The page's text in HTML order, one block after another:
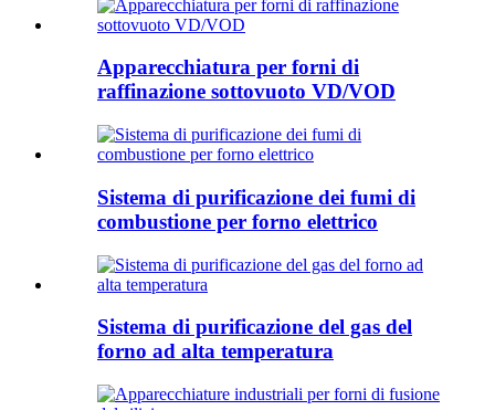
Apparecchiatura per forni di
raffinazione sottovuoto VD/VOD
Sistema di purificazione dei fumi di
combustione per forno elettrico
Sistema di purificazione del gas del
forno ad alta temperatura